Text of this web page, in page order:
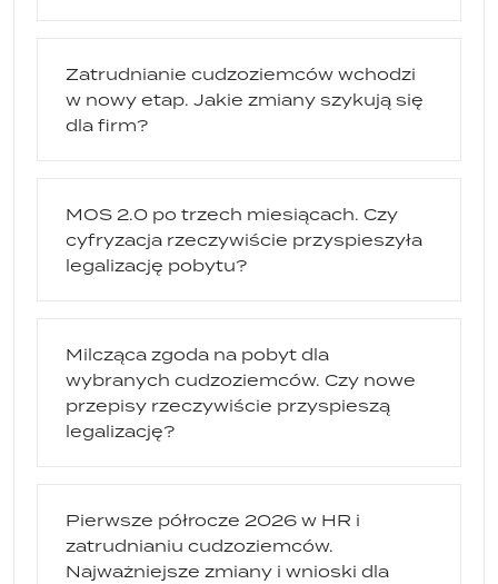
Zatrudnianie cudzoziemców wchodzi
w nowy etap. Jakie zmiany szykują się
dla firm?
MOS 2.0 po trzech miesiącach. Czy
cyfryzacja rzeczywiście przyspieszyła
legalizację pobytu?
Milcząca zgoda na pobyt dla
wybranych cudzoziemców. Czy nowe
przepisy rzeczywiście przyspieszą
legalizację?
Pierwsze półrocze 2026 w HR i
zatrudnianiu cudzoziemców.
Najważniejsze zmiany i wnioski dla